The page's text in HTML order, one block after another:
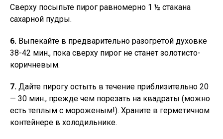
Сверху посыпьте пирог равномерно 1 ½ стакана
сахарной пудры.
6. Выпекайте в предварительно разогретой духовке
38-42 мин., пока сверху пирог не станет золотисто-
коричневым.
7. Дайте пирогу остыть в течение приблизительно 20
— 30 мин., прежде чем порезать на квадраты (можно
есть теплым с мороженым!). Храните в герметичном
контейнере в холодильнике.